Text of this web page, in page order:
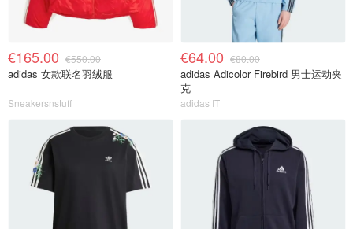
€165.00 €550.00
adidas 女款联名羽绒服
Sneakersnstuff
€64.00 €80.00
adidas Adicolor Firebird 男士运动夹
克
adidas IT